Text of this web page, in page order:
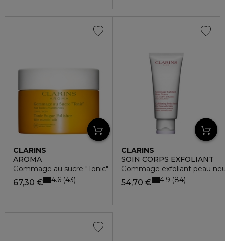
CLARINS
AROMA
Gommage au sucre "Tonic"
67,30 € 4.6 43
CLARINS
SOIN CORPS EXFOLIANT
Gommage exfoliant peau
54,70 € 4.9 84